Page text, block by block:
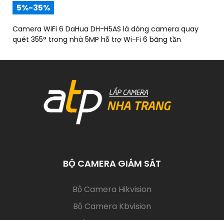
5%-35%
Camera WiFi 6 DaHua DH-H5AS là dòng camera quay
quét 355° trong nhà 5MP hỗ trợ Wi-Fi 6 băng tần
BỘ CAMERA GIÁM SÁT
Bộ Camera Hikvision
Bộ Camera Kbvision